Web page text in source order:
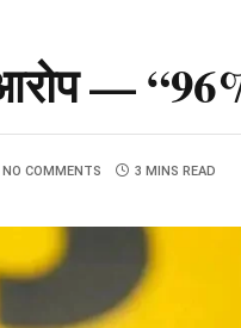
—
NO COMMENTS 3 MINS READ